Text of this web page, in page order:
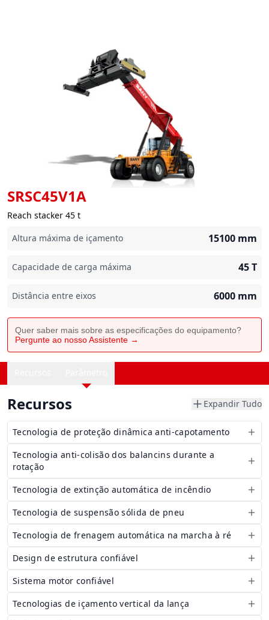
SRSC45V1A
Reach stacker 45 t
Altura máxima de içamento
15100 mm
Capacidade de carga máxima 45T
Distância entre eixos 6000 mm
Quer saber mais sobre as especificações do equipamento?
Pergunte ao nosso Assistente →
Recursos Expandir Tudo
Tecnologia de proteção dinâmica anti-capotamento
Tecnologia anti-colisão dos balancins durante a
rotação
Tecnologia de extinção automática de incêndio
Tecnologia de suspensão sólida de pneu
Tecnologia de frenagem automática na marcha à ré
Design de estrutura confiável
Sistema motor confiável
Tecnologias de içamento vertical da lança